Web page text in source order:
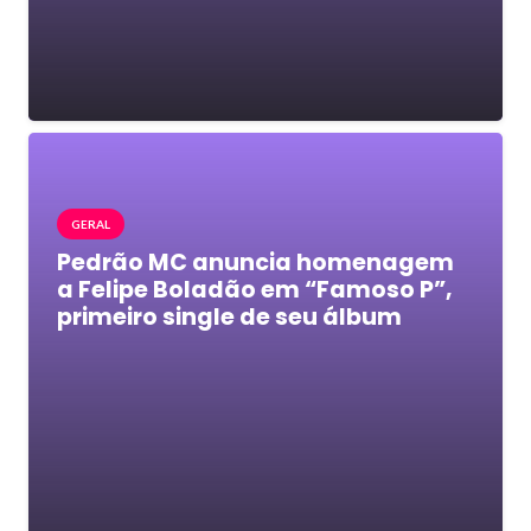
GERAL
Pedrão MC anuncia homenagem
a Felipe Boladão em “Famoso P”,
primeiro single de seu álbum